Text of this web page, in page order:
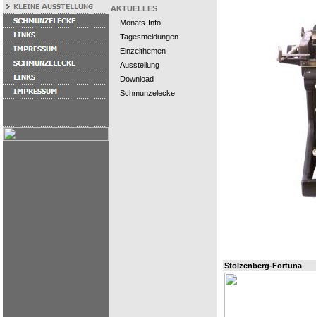
AKTUELLES
Monats-Info
Tagesmeldungen
Einzelthemen
Ausstellung
Download
Schmunzelecke
Stolzenberg-Fortuna